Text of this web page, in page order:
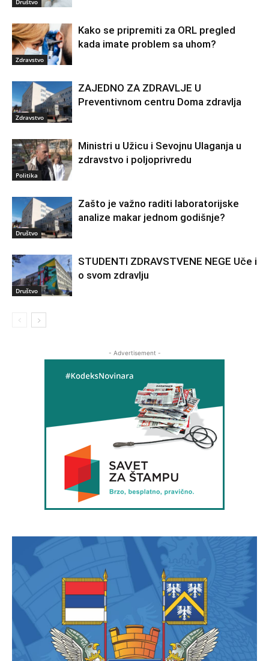
Društvo
Zdravstvo
Kako se pripremiti za ORL pregled
kada imate problem sa uhom?
Zdravstvo
ZAJEDNO ZA ZDRAVLJE U
Preventivnom centru Doma zdravlja
Politika
Ministri u Užicu i Sevojnu Ulaganja u
zdravstvo i poljoprivredu
Društvo
Zašto je važno raditi laboratorijske
analize makar jednom godišnje?
Društvo
STUDENTI ZDRAVSTVENE NEGE Uče i
o svom zdravlju
- Advertisement -